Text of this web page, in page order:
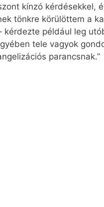
kínzó kérdésekkel,
tönkre körülöttem a
például leg
tele vagyok
parancsnak.”